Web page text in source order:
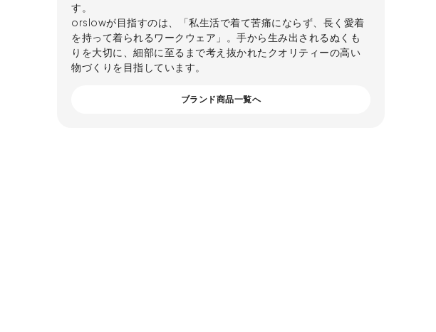
す。
orslowが目指すのは、「私生活で着て苦痛にならず、長く愛着
を持って着られるワークウェア」。手から生み出されるぬくも
りを大切に、細部に至るまで考え抜かれたクオリティーの高い
物づくりを目指しています。
ブランド商品一覧へ